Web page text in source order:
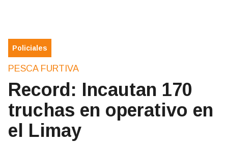
Policiales
PESCA FURTIVA
Record: Incautan 170
truchas en operativo en
el Limay